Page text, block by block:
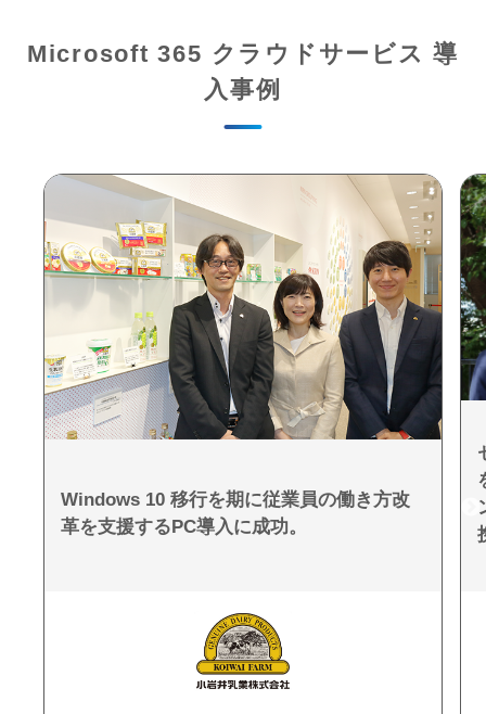
Microsoft 365 クラウドサービス 導
入事例
Windows 10 移行を期に従業員の働き方改
革を支援するPC導入に成功。